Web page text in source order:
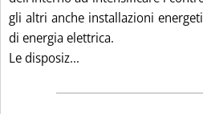
gli altri anche installazioni
di energia elettrica.
Le disposiz...